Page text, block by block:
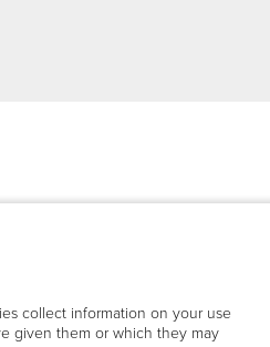
collect information on your use
given them or which they may